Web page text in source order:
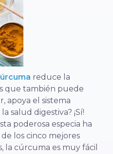
reduce la
que también puede
apoya el sistema
salud digestiva? ¡Sí!
poderosa especia ha
los cinco mejores
la cúrcuma es muy fácil